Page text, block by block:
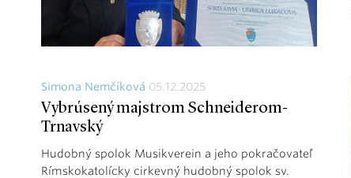
Simona Nemčíková 05.12.2025
Vybrúsený majstrom Schneiderom-
Trnavský
Hudobný spolok Musikverein a jeho pokračovateľ
Rímskokatolícky cirkevný hudobný spolok sv.